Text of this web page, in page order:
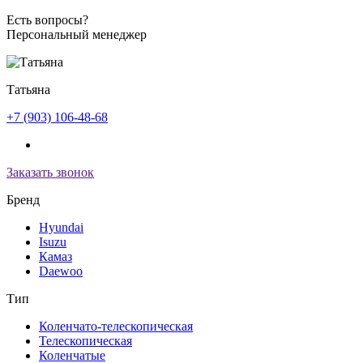
Есть вопросы?
Персональный менеджер
Татьяна
+7 (903) 106-48-68
Заказать звонок
Бренд
Hyundai
Isuzu
Камаз
Daewoo
Тип
Коленчато-телескопическая
Телескопическая
Коленчатые